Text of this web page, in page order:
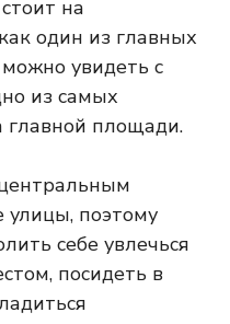
на
один из главных
увидеть с
из самых
главной площади.
улицы, поэтому
себе увлечься
посидеть в